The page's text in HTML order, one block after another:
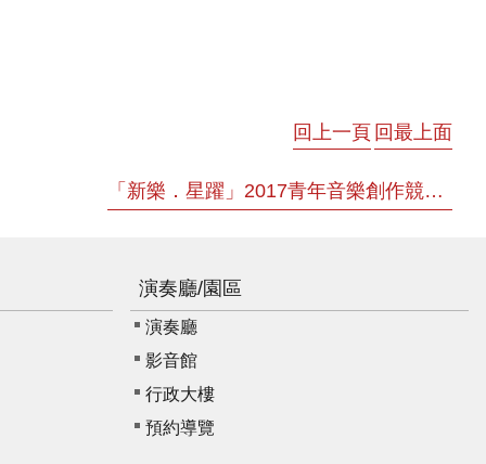
回上一頁 回最上面
「新樂．星躍」2017青年音樂創作競賽得獎作品合輯 CD
演奏廳/園區
演奏廳
影音館
行政大樓
預約導覽